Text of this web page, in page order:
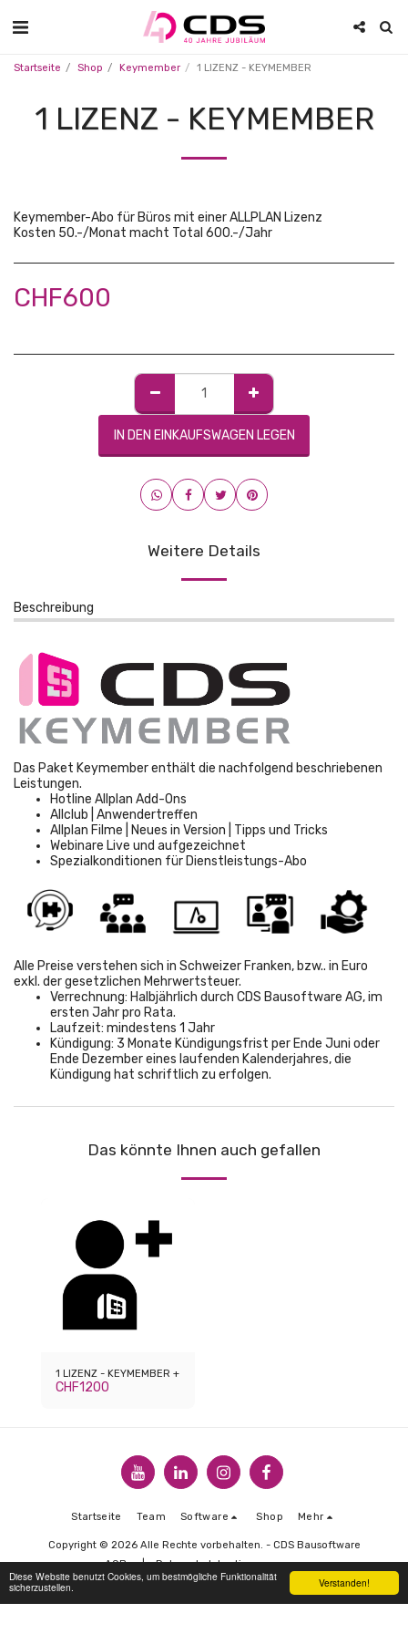
Verstanden!
Diese Website benutzt Cookies, um bestmögliche Funktionalität
sicherzustellen.
Startseite Shop Keymember 1 LIZENZ - KEYMEMBER
1 LIZENZ - KEYMEMBER
Keymember-Abo für Büros mit einer ALLPLAN Lizenz
Kosten 50.-/Monat macht Total 600.-/Jahr
CHF600
IN DEN EINKAUFSWAGEN LEGEN
Weitere Details
Beschreibung
Das Paket Keymember enthält die nachfolgend beschriebenen
Leistungen.
Hotline Allplan Add-Ons
Allclub | Anwendertreffen
Allplan Filme | Neues in Version | Tipps und Tricks
Webinare Live und aufgezeichnet
Spezialkonditionen für Dienstleistungs-Abo
Alle Preise verstehen sich in Schweizer Franken, bzw.. in Euro
exkl. der gesetzlichen Mehrwertsteuer.
Verrechnung: Halbjährlich durch CDS Bausoftware AG, im
ersten Jahr pro Rata.
Laufzeit: mindestens 1 Jahr
Kündigung: 3 Monate Kündigungsfrist per Ende Juni oder
Ende Dezember eines laufenden Kalenderjahres, die
Kündigung hat schriftlich zu erfolgen.
Das könnte Ihnen auch gefallen
1 LIZENZ - KEYMEMBER +
CHF1200
Startseite Team Software Shop Mehr
Copyright © 2026 Alle Rechte vorbehalten. - CDS Bausoftware
AGBs|Datenschutzbestimmungen